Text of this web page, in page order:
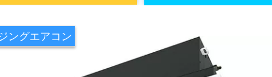
ングエアコン